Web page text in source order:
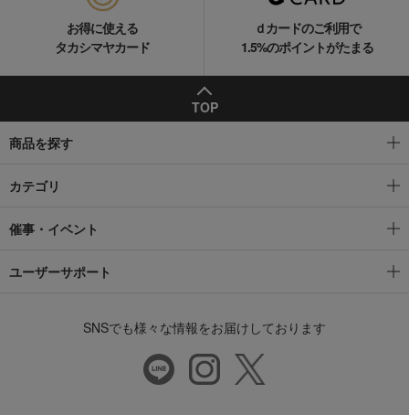
お得に使える
タカシマヤカード
ｄカードのご利用で
1.5%のポイントがたまる
TOP
商品を探す
カテゴリ
催事・イベント
ユーザーサポート
SNSでも様々な情報をお届けしております